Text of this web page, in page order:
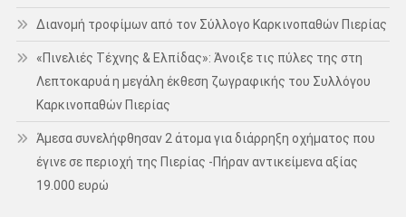
Διανομή τροφίμων από τον Σύλλογο Καρκινοπαθών Πιερίας
«Πινελιές Τέχνης & Ελπίδας»: Άνοιξε τις πύλες της στη
Λεπτοκαρυά η μεγάλη έκθεση ζωγραφικής του Συλλόγου
Καρκινοπαθών Πιερίας
Άμεσα συνελήφθησαν 2 άτομα για διάρρηξη οχήματος που
έγινε σε περιοχή της Πιερίας -Πήραν αντικείμενα αξίας
19.000 ευρώ